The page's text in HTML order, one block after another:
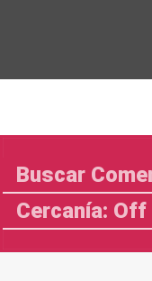
Cercanía: Off